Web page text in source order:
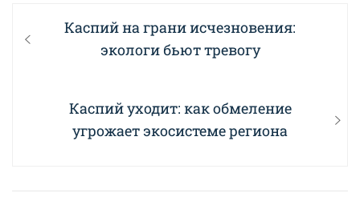
Навигация
по
Previous
Каспий на грани исчезновения:
экологи бьют тревогу
Next
post:
Каспий уходит: как обмеление
угрожает экосистеме региона